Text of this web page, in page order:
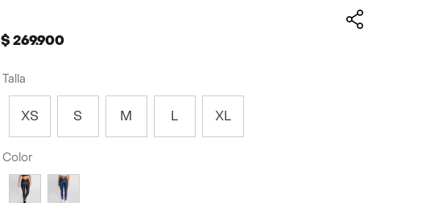
$ 269.900
Talla
XS S M L XL
Color